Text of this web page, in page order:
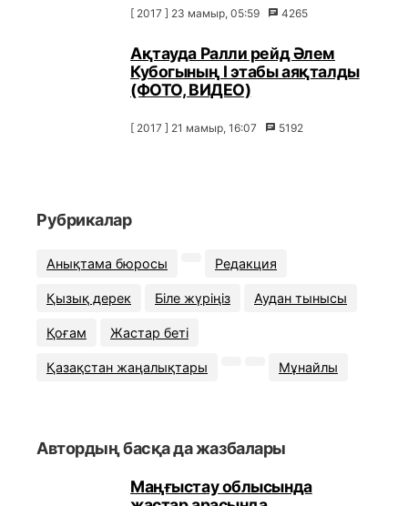
[ 2017 ] 23 мамыр, 05:59 4265
Ақтауда Ралли рейд Әлем
Кубогының I этабы аяқталды
(ФОТО, ВИДЕО)
[ 2017 ] 21 мамыр, 16:07 5192
Рубрикалар
Анықтама бюросы Редакция
Қызық дерек Біле жүріңіз Аудан тынысы
Қоғам Жастар беті
Қазақстан жаңалықтары Мұнайлы
Автордың басқа да жазбалары
Маңғыстау облысында